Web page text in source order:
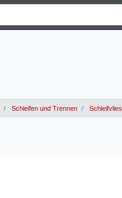
Schleifen und Trennen Schleifvlies